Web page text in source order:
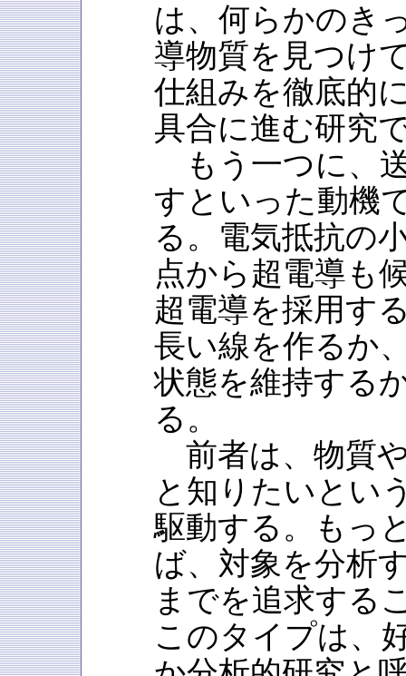
は、何らかのき
導物質を見つけ
仕組みを徹底的
具合に進む研究
もう一つに、
すといった動機
る。電気抵抗の
点から超電導も
超電導を採用す
長い線を作るか
状態を維持する
る。
前者は、物質
と知りたいとい
駆動する。もっ
ば、対象を分析
までを追求する
このタイプは、